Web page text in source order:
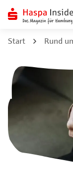
Inhalt
Start Rund